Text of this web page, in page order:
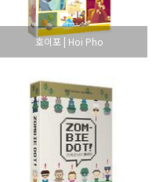
호이포 | Hoi Pho